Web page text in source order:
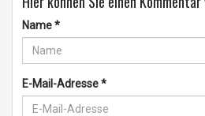
Name*
E-Mail-Adresse*